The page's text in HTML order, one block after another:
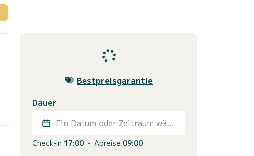
Bestpreisgarantie
Dauer
Ein Datum oder Zeitraum wählen
Check-in 17:00 - Abreise 09:00